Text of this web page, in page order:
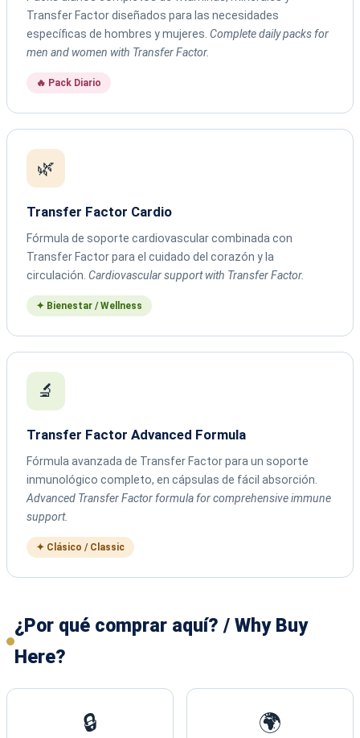
Transfer Factor diseñados para las necesidades
específicas de hombres y mujeres. Complete daily packs for
men and women with Transfer Factor.
🔥 Pack Diario
🌿
Transfer Factor Cardio
Fórmula de soporte cardiovascular combinada con
Transfer Factor para el cuidado del corazón y la
circulación. Cardiovascular support with Transfer Factor.
✦ Bienestar / Wellness
🔬
Transfer Factor Advanced Formula
Fórmula avanzada de Transfer Factor para un soporte
inmunológico completo, en cápsulas de fácil absorción.
Advanced Transfer Factor formula for comprehensive immune
support.
✦ Clásico / Classic
¿Por qué comprar aquí? / Why Buy
Here?
🔒 🌍